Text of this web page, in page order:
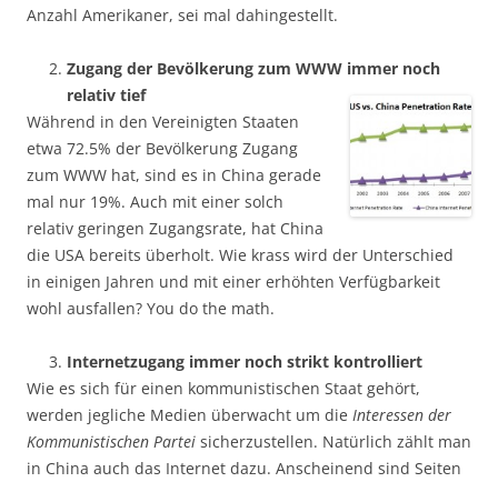
Anzahl Amerikaner, sei mal dahingestellt.
Zugang der Bevölkerung zum WWW immer noch
relativ tief
Während in den Vereinigten Staaten
etwa 72.5% der Bevölkerung Zugang
zum WWW hat, sind es in China gerade
mal nur 19%. Auch mit einer solch
relativ geringen Zugangsrate, hat China
die USA bereits überholt. Wie krass wird der Unterschied
in einigen Jahren und mit einer erhöhten Verfügbarkeit
wohl ausfallen? You do the math.
Internetzugang immer noch strikt kontrolliert
Wie es sich für einen kommunistischen Staat gehört,
werden jegliche Medien überwacht um die Interessen der
Kommunistischen Partei sicherzustellen. Natürlich zählt man
in China auch das Internet dazu. Anscheinend sind Seiten